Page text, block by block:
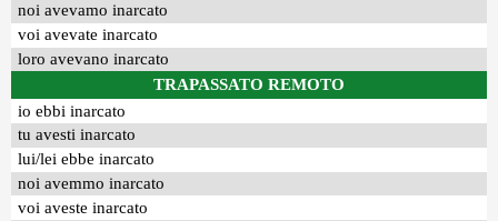
noi avevamo inarcato
voi avevate inarcato
loro avevano inarcato
TRAPASSATO REMOTO
io ebbi inarcato
tu avesti inarcato
lui/lei ebbe inarcato
noi avemmo inarcato
voi aveste inarcato